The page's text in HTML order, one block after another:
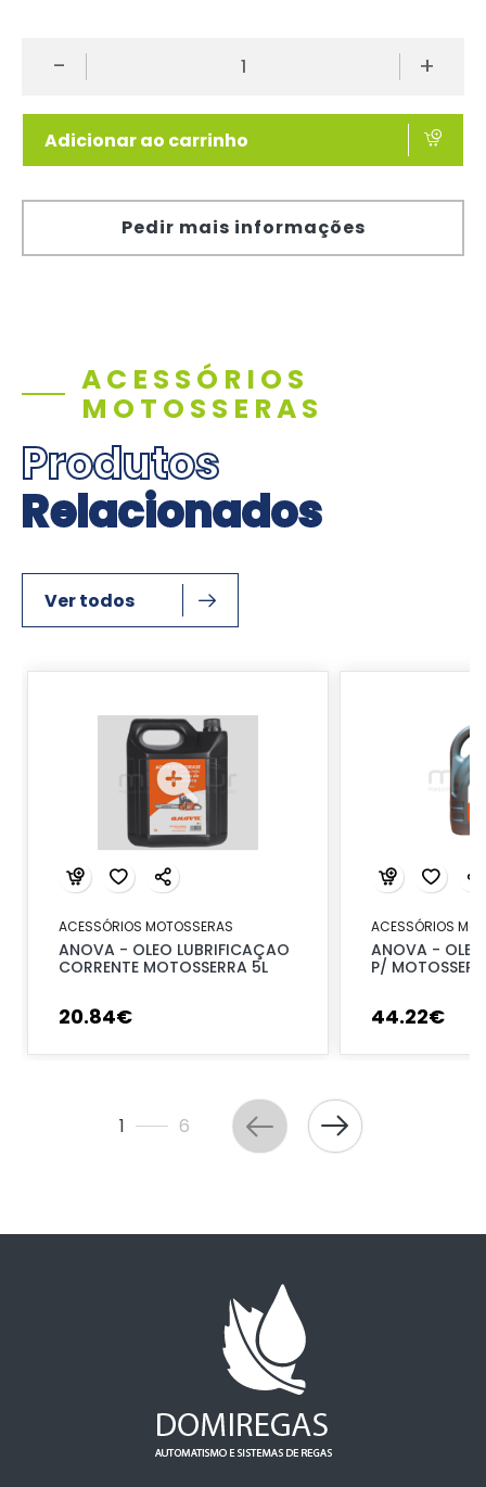
- +
Adicionar ao carrinho
Pedir mais informações
ACESSÓRIOS
MOTOSSERAS
Produtos
Relacionados
Ver todos
ACESSÓRIOS MOTOSSERAS
ANOVA - OLEO LUBRIFICAÇAO
CORRENTE MOTOSSERRA 5L
20.84€
ACESSÓRIOS
ANOVA -
P/
44.22€
1 6